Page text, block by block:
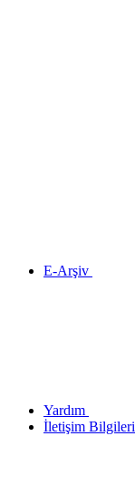
E-Arşiv
Yardım
İletişim Bilgileri